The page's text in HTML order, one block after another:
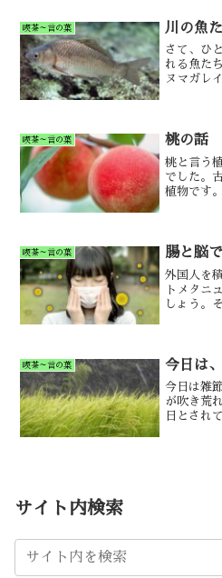
喫茶～言の葉 川の魚
さて、ひ
れる魚た
ヌマガレ
喫茶～言の葉 桃の話
桃と言う
でした。
植物です
喫茶～言の葉 腸と脳
外国人を
トメタニ
しょう。
事から始
喫茶～言の葉 今日は
今日は雑
が吹き荒
日とされ
サイト内検索